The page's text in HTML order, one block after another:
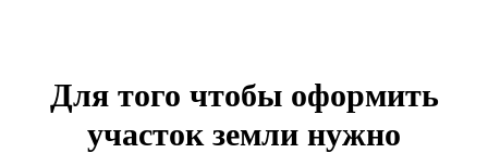
Для того чтобы оформить
участок земли нужно